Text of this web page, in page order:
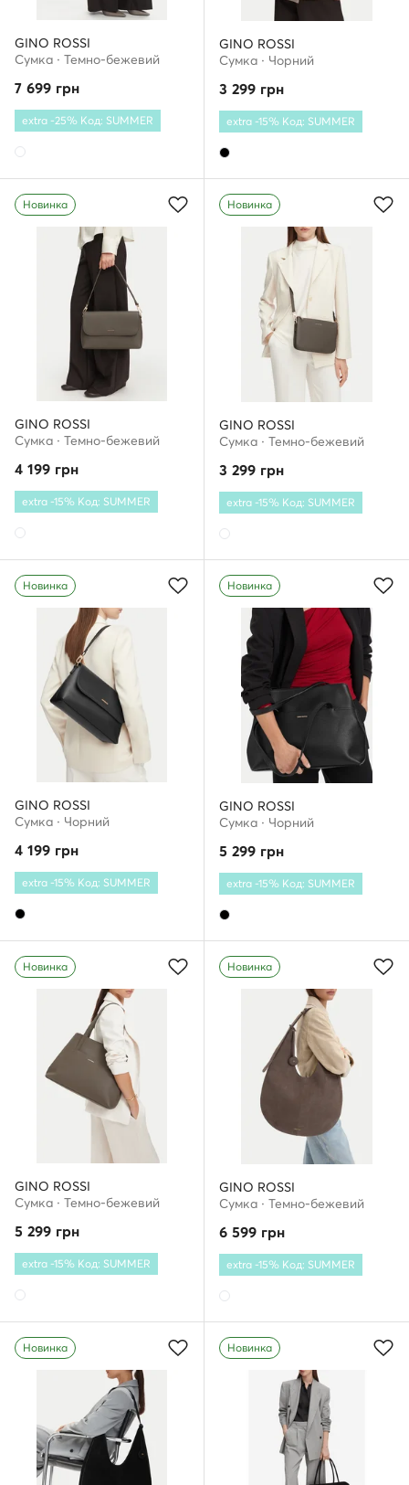
GINO ROSSI
Сумка · Темно-бежевий
7 699 грн
extra -25% Код: SUMMER
GINO ROSSI
Сумка · Чорний
3 299 грн
extra -15% Код: SUMMER
Новинка
GINO ROSSI
Сумка · Темно-бежевий
4 199 грн
extra -15% Код: SUMMER
Новинка
GINO ROSSI
Сумка · Темно-бежевий
3 299 грн
extra -15% Код: SUMMER
Новинка
GINO ROSSI
Сумка · Чорний
4 199 грн
extra -15% Код: SUMMER
Новинка
GINO ROSSI
Сумка · Чорний
5 299 грн
extra -15% Код: SUMMER
Новинка
GINO ROSSI
Сумка · Темно-бежевий
5 299 грн
extra -15% Код: SUMMER
Новинка
GINO ROSSI
Сумка · Темно-бежевий
6 599 грн
extra -15% Код: SUMMER
Новинка Новинка